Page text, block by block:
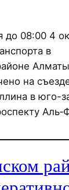
до 08:00 4
в
на
в юго-